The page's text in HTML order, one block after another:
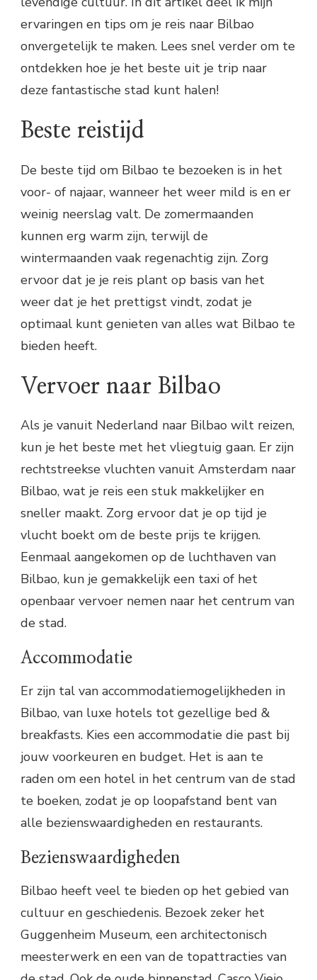
ervaringen en tips om je reis naar Bilbao
onvergetelijk te maken. Lees snel verder om te
ontdekken hoe je het beste uit je trip naar
deze fantastische stad kunt halen!
Beste reistijd
De beste tijd om Bilbao te bezoeken is in het
voor- of najaar, wanneer het weer mild is en er
weinig neerslag valt. De zomermaanden
kunnen erg warm zijn, terwijl de
wintermaanden vaak regenachtig zijn. Zorg
ervoor dat je je reis plant op basis van het
weer dat je het prettigst vindt, zodat je
optimaal kunt genieten van alles wat Bilbao te
bieden heeft.
Vervoer naar Bilbao
Als je vanuit Nederland naar Bilbao wilt reizen,
kun je het beste met het vliegtuig gaan. Er zijn
rechtstreekse vluchten vanuit Amsterdam naar
Bilbao, wat je reis een stuk makkelijker en
sneller maakt. Zorg ervoor dat je op tijd je
vlucht boekt om de beste prijs te krijgen.
Eenmaal aangekomen op de luchthaven van
Bilbao, kun je gemakkelijk een taxi of het
openbaar vervoer nemen naar het centrum van
de stad.
Accommodatie
Er zijn tal van accommodatiemogelijkheden in
Bilbao, van luxe hotels tot gezellige bed &
breakfasts. Kies een accommodatie die past bij
jouw voorkeuren en budget. Het is aan te
raden om een hotel in het centrum van de stad
te boeken, zodat je op loopafstand bent van
alle bezienswaardigheden en restaurants.
Bezienswaardigheden
Bilbao heeft veel te bieden op het gebied van
cultuur en geschiedenis. Bezoek zeker het
Guggenheim Museum, een architectonisch
meesterwerk en een van de topattracties van